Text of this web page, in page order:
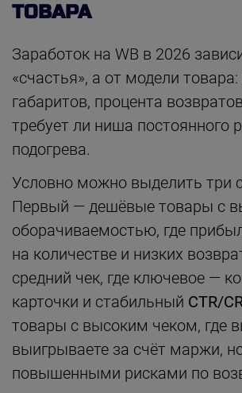
ТОВАРА
Заработок на WB в 2026
«счастья», а от модели
габаритов, процента
требует ли ниша постоянного
подогрева.
Условно можно выделить три
Первый — дешёвые товары с
оборачиваемостью, где
на количестве и низких
средний чек, где ключевое —
карточки и стабильный CTR/
товары с высоким чеком, где
выигрываете за счёт маржи,
повышенными рисками по